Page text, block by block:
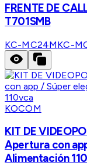
FRENTE DE
T701SMB
KC-MC24MKC-
KOCOM
KIT DE
Apertura con
Alimentación